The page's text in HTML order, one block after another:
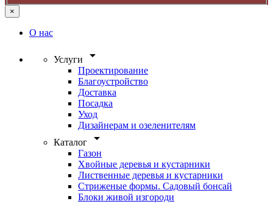
×
О нас
Услуги arrow_drop_down
Проектирование
Благоустройство
Доставка
Посадка
Уход
Дизайнерам и озеленителям
Каталог
arrow_drop_down
Газон
Хвойные деревья и кустарники
Лиственные деревья и кустарники
Стриженые формы. Садовый бонсай
Блоки живой изгороди